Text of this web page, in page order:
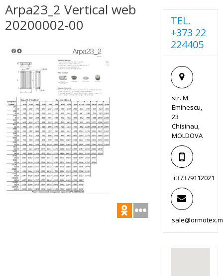
Arpa23_2 Vertical web
20200002-00
TEL.
+373 22
224405
str. M.
Eminescu,
23
Chisinau,
MOLDOVA
+37379112021